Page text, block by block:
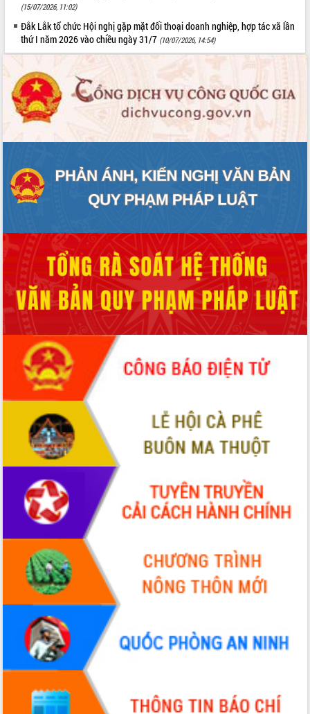
(15/07/2026, 11:02)
Đắk Lắk tổ chức Hội nghị gặp mặt đối thoại doanh nghiệp, hợp tác xã lần
thứ I năm 2026 vào chiều ngày 31/7 (10/07/2026, 14:54)